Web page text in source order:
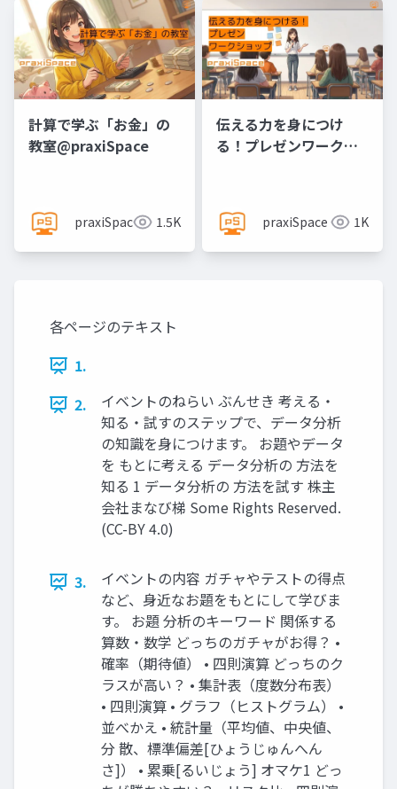
計算で学ぶ「お金」の
教室@praxiSpace
praxiSpace 1.5K
伝える力を身につけ
る！プレゼンワークシ
praxiSpace 1K
各ページのテキスト
1.
2.
イベントのねらい ぶんせき 考える・
知る・試すのステップで、データ分析
の知識を身につけます。 お題やデータ
を もとに考える データ分析の 方法を
知る 1 データ分析の 方法を試す 株主
会社まなび梯 Some Rights Reserved.
(CC-BY 4.0)
3.
イベントの内容 ガチャやテストの得点
など、身近なお題をもとにして学びま
す。 お題 分析のキーワード 関係する
算数・数学 どっちのガチャがお得？ •
確率（期待値） • 四則演算 どっちのク
ラスが高い？ • 集計表（度数分布表）
• 四則演算 • グラフ（ヒストグラム） •
並べかえ • 統計量（平均値、中央値、
分 散、標準偏差[ひょうじゅんへん
さ]） • 累乗[るいじょう] オマケ1 どっ